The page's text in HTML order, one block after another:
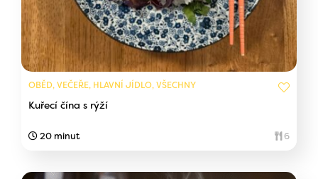
OBĚD, VEČEŘE, HLAVNÍ JÍDLO, VŠECHNY
Kuřecí čína s rýží
20 minut 6